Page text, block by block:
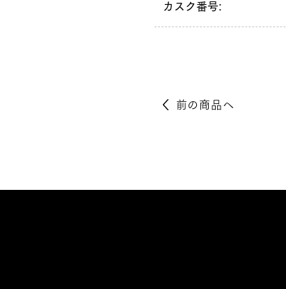
カスク番号:
前の商品へ